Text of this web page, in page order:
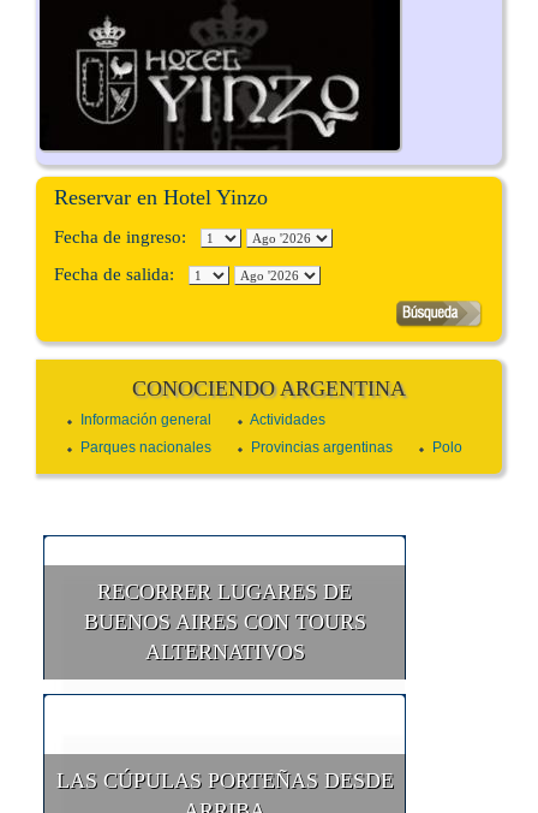
Reservar en Hotel Yinzo
Fecha de ingreso:
Fecha de salida:
CONOCIENDO ARGENTINA
Información general
Actividades
Parques nacionales
Provincias argentinas Polo
RECORRER LUGARES DE
BUENOS AIRES CON TOURS
ALTERNATIVOS
LAS CÚPULAS PORTEÑAS DESDE